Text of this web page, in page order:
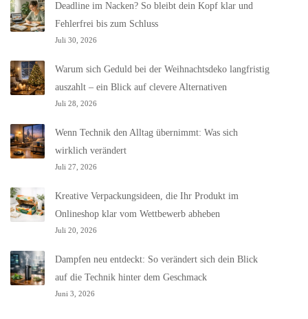
Deadline im Nacken? So bleibt dein Kopf klar und
Fehlerfrei bis zum Schluss
Juli 30, 2026
Warum sich Geduld bei der Weihnachtsdeko langfristig
auszahlt – ein Blick auf clevere Alternativen
Juli 28, 2026
Wenn Technik den Alltag übernimmt: Was sich
wirklich verändert
Juli 27, 2026
Kreative Verpackungsideen, die Ihr Produkt im
Onlineshop klar vom Wettbewerb abheben
Juli 20, 2026
Dampfen neu entdeckt: So verändert sich dein Blick
auf die Technik hinter dem Geschmack
Juni 3, 2026